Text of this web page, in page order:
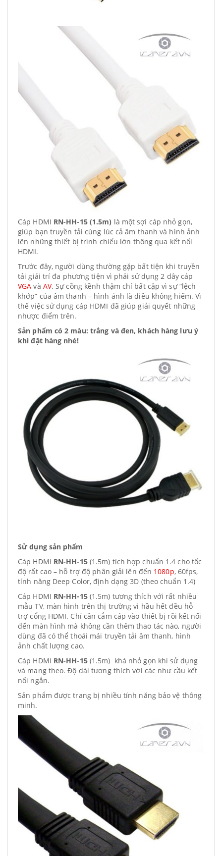
Cáp HDMI RN-HH-15 (1.5m) là một sợi cáp nhỏ gọn,
giúp bạn truyền tải cùng lúc cả âm thanh và hình ảnh
lên những thiết bị trình chiếu lớn thông qua kết nối
HDMI.
Trước đây, người dùng thường gặp bất tiện khi truyền
tải giải trí đa phương tiện vì phải sử dụng 2 dây cáp
VGAvà AV. Sự cồng kềnh thậm chí bất cập vì sự “lệch
khớp” của âm thanh – hình ảnh là điều không hiếm. Vì
thế việc sử dụng cáp HDMI đã giúp giải quyết những
nhược điểm trên.
Sản phẩm có 2 màu: trắng và đen, khách hàng lưu ý
khi đặt hàng nhé!
Sử dụng sản phẩm
Cáp HDMI RN-HH-15(1.5m) tích hợp chuẩn 1.4 cho tốc
độ rất cao – hỗ trợ độ phân giải lên đến 1080p, 60fps,
tính năng Deep Color, định dạng 3D (theo chuẩn 1.4)
Cáp HDMI RN-HH-15 (1.5m) tương thích với rất nhiều
mẫu TV, màn hình trên thị trường vì hầu hết đều hỗ
trợ cổng HDMI. Chỉ cần cắm cáp vào thiết bị rồi kết nối
đến màn hình mà không cần thêm thao tác nào, người
dùng đã có thể thoái mái truyền tải âm thanh, hình
ảnh chất lượng cao.
Cáp HDMI RN-HH-15 (1.5m) khá nhỏ gọn khi sử dụng
và mang theo. Độ dài tương thích với các như cầu kết
nối ngắn.
Sản phẩm được trang bị nhiều tính năng bảo vệ thông
minh.